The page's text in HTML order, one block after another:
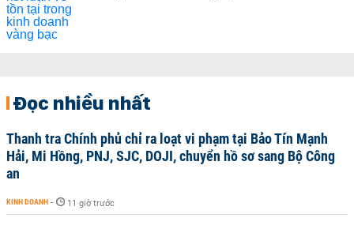
Đọc nhiều nhất
Thanh tra Chính phủ chỉ ra loạt vi phạm tại Bảo Tín Mạnh
Hải, Mi Hồng, PNJ, SJC, DOJI, chuyển hồ sơ sang Bộ Công
an
KINH DOANH - 11 giờ trước